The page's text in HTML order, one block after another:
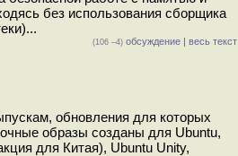
без использования сборщика
(106 –4) обсуждение | весь текст
обновления для которых
образы созданы для Ubuntu,
для Китая), Ubuntu Unity,